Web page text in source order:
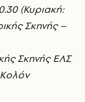
(Κυριακή:
Σκηνής –
Σκηνής ΕΛΣ